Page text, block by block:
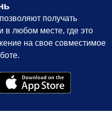
получать
в любом месте, где это
на свое совместимое